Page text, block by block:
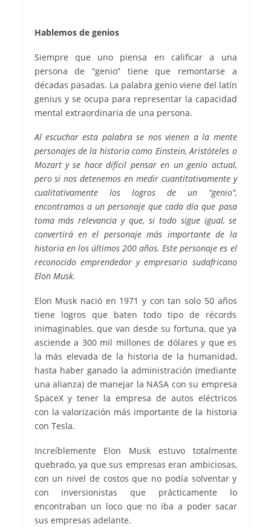
Hablemos de genios
Siempre que uno piensa en calificar a una
persona de “genio” tiene que remontarse a
décadas pasadas. La palabra genio viene del latín
genius y se ocupa para representar la capacidad
mental extraordinaria de una persona.
Al escuchar esta palabra se nos vienen a la mente
personajes de la historia como Einstein, Aristóteles o
Mozart y se hace difícil pensar en un genio actual,
pero si nos detenemos en medir cuantitativamente y
cualitativamente los logros de un “genio”,
encontramos a un personaje que cada día que pasa
toma más relevancia y que, si todo sigue igual, se
convertirá en el personaje más importante de la
historia en los últimos 200 años. Este personaje es el
reconocido emprendedor y empresario sudafricano
Elon Musk.
Elon Musk nació en 1971 y con tan solo 50 años
tiene logros que baten todo tipo de récords
inimaginables, que van desde su fortuna, que ya
asciende a 300 mil millones de dólares y que es
la más elevada de la historia de la humanidad,
hasta haber ganado la administración (mediante
una alianza) de manejar la NASA con su empresa
SpaceX y tener la empresa de autos eléctricos
con la valorización más importante de la historia
con Tesla.
Increíblemente Elon Musk estuvo totalmente
quebrado, ya que sus empresas eran ambiciosas,
con un nivel de costos que no podía solventar y
con inversionistas que prácticamente lo
encontraban un loco que no iba a poder sacar
sus empresas adelante.